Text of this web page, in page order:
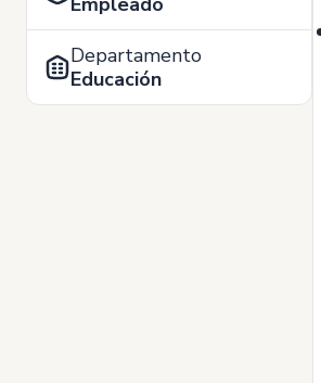
Departamento
Educación